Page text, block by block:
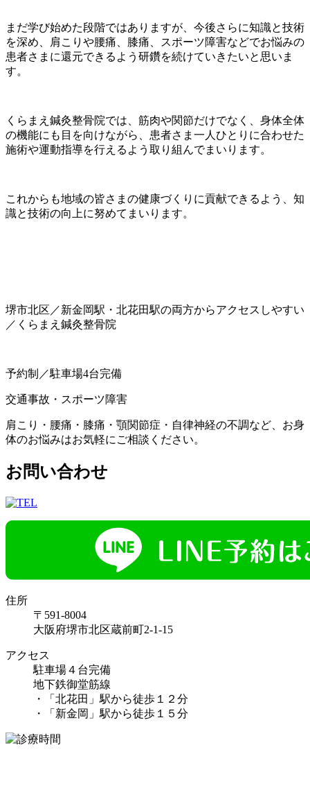
まだ学び始めた段階ではありますが、今後さらに知識と技術
を深め、肩こりや腰痛、膝痛、スポーツ障害などでお悩みの
患者さまに還元できるよう研鑽を続けていきたいと思いま
す。
くらまえ鍼灸整骨院では、筋肉や関節だけでなく、身体全体
の機能にも目を向けながら、患者さま一人ひとりに合わせた
施術や運動指導を行えるよう取り組んでまいります。
これからも地域の皆さまの健康づくりに貢献できるよう、知
識と技術の向上に努めてまいります。
堺市北区／新金岡駅・北花田駅の両方からアクセスしやすい
／くらまえ鍼灸整骨院
予約制／駐車場4台完備
交通事故・スポーツ障害
肩こり・腰痛・膝痛・顎関節症・自律神経の不調など、お身
体のお悩みはお気軽にご相談ください。
お問い合わせ
住所
〒591-8004
大阪府堺市北区蔵前町2-1-15
アクセス
駐車場４台完備
地下鉄御堂筋線
・「北花田」駅から徒歩１２分
・「新金岡」駅から徒歩１５分